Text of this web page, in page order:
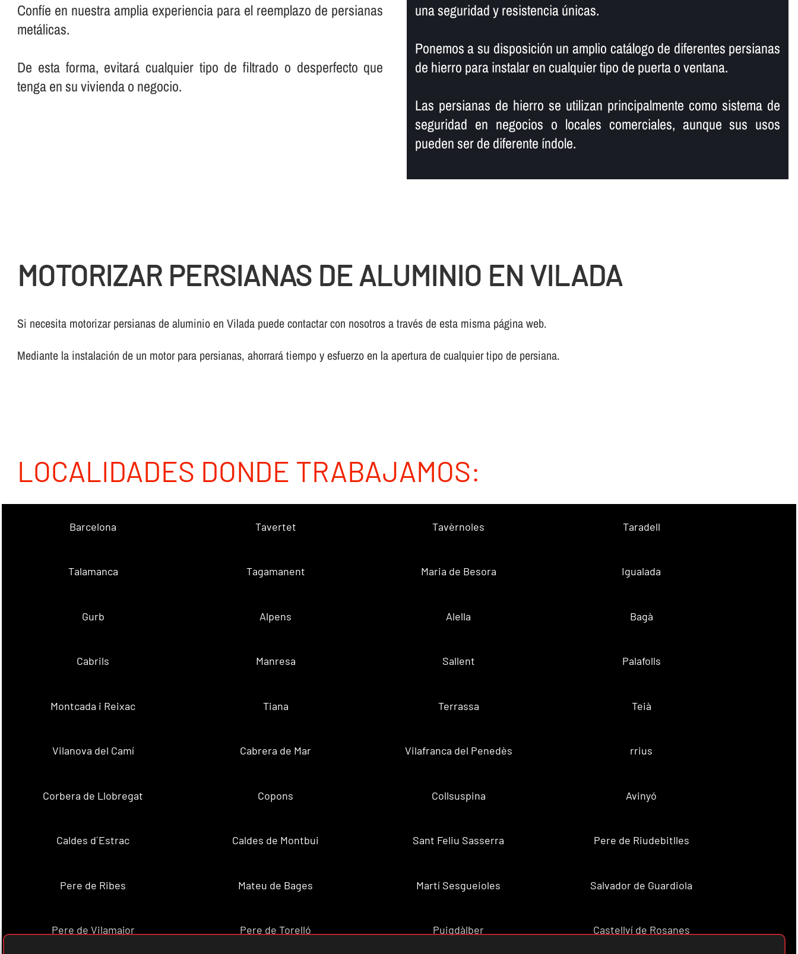
Confí­e en nuestra amplia experiencia para el reemplazo de persianas
metálicas.
De esta forma, evitará cualquier tipo de filtrado o desperfecto que
tenga en su vivienda o negocio.
una seguridad y resistencia únicas.
Ponemos a su disposición un amplio catálogo de diferentes persianas
de hierro para instalar en cualquier tipo de puerta o ventana.
Las persianas de hierro se utilizan principalmente como sistema de
seguridad en negocios o locales comerciales, aunque sus usos
pueden ser de diferente í­ndole.
MOTORIZAR PERSIANAS DE ALUMINIO EN VILADA
Si necesita motorizar persianas de aluminio en Vilada puede contactar con nosotros a través de esta misma página web.
Mediante la instalación de un motor para persianas, ahorrará tiempo y esfuerzo en la apertura de cualquier tipo de persiana.
LOCALIDADES DONDE TRABAJAMOS:
Barcelona Tavertet Tavèrnoles Taradell
Talamanca Tagamanent Maria de Besora Igualada
Gurb Alpens Alella Bagà
Cabrils Manresa Sallent Palafolls
Montcada i Reixac Tiana Terrassa Teià
Vilanova del Camí Cabrera de Mar Vilafranca del Penedès rrius
Corbera de Llobregat Copons Collsuspina Avinyó
Caldes d´Estrac Caldes de Montbui Sant Feliu Sasserra Pere de Riudebitlles
Pere de Ribes Mateu de Bages Martí Sesgueioles Salvador de Guardiola
Pere de Vilamajor Pere de Torelló Puigdàlber Castellví de Rosanes